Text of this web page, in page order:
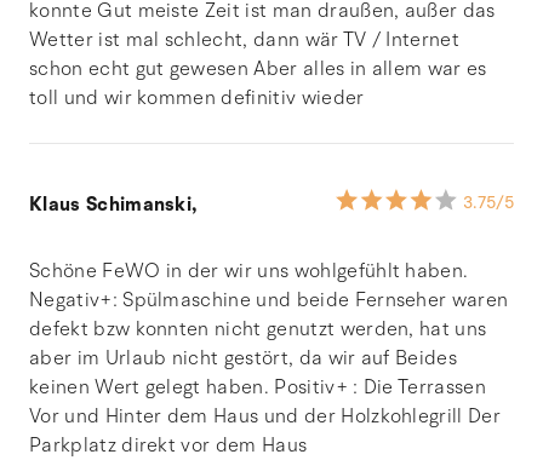
konnte Gut meiste Zeit ist man draußen, außer das
Wetter ist mal schlecht, dann wär TV / Internet
schon echt gut gewesen Aber alles in allem war es
toll und wir kommen definitiv wieder
Klaus Schimanski, 3.75/5
Schöne FeWO in der wir uns wohlgefühlt haben.
Negativ+: Spülmaschine und beide Fernseher waren
defekt bzw konnten nicht genutzt werden, hat uns
aber im Urlaub nicht gestört, da wir auf Beides
keinen Wert gelegt haben. Positiv+ : Die Terrassen
Vor und Hinter dem Haus und der Holzkohlegrill Der
Parkplatz direkt vor dem Haus